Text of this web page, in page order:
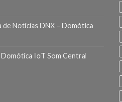
de Noticias DNX – Domótica
Domótica IoT Som Central